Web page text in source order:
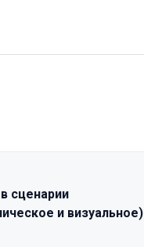
сценарии
и визуальное)